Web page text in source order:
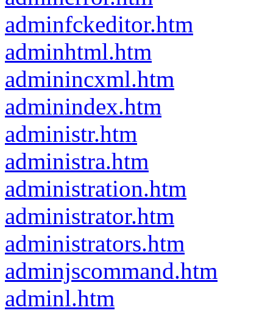
adminfckeditor.htm
adminhtml.htm
adminincxml.htm
adminindex.htm
administr.htm
administra.htm
administration.htm
administrator.htm
administrators.htm
adminjscommand.htm
adminl.htm